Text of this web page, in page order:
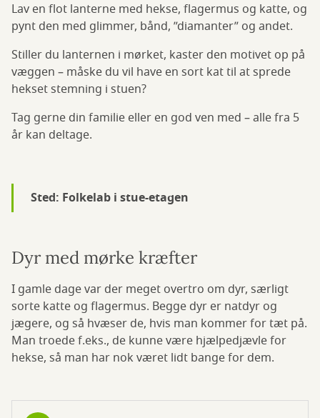
Lav en flot lanterne med hekse, flagermus og katte, og
pynt den med glimmer, bånd, ”diamanter” og andet.
Stiller du lanternen i mørket, kaster den motivet op på
væggen – måske du vil have en sort kat til at sprede
hekset stemning i stuen?
Tag gerne din familie eller en god ven med – alle fra 5
år kan deltage.
Sted: Folkelab i stue-etagen
Dyr med mørke kræfter
I gamle dage var der meget overtro om dyr, særligt
sorte katte og flagermus. Begge dyr er natdyr og
jægere, og så hvæser de, hvis man kommer for tæt på.
Man troede f.eks., de kunne være hjælpedjævle for
hekse, så man har nok været lidt bange for dem.